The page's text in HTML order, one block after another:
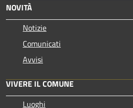
NOVITÀ
Notizie
Comunicati
Avvisi
VIVERE IL COMUNE
Luoghi